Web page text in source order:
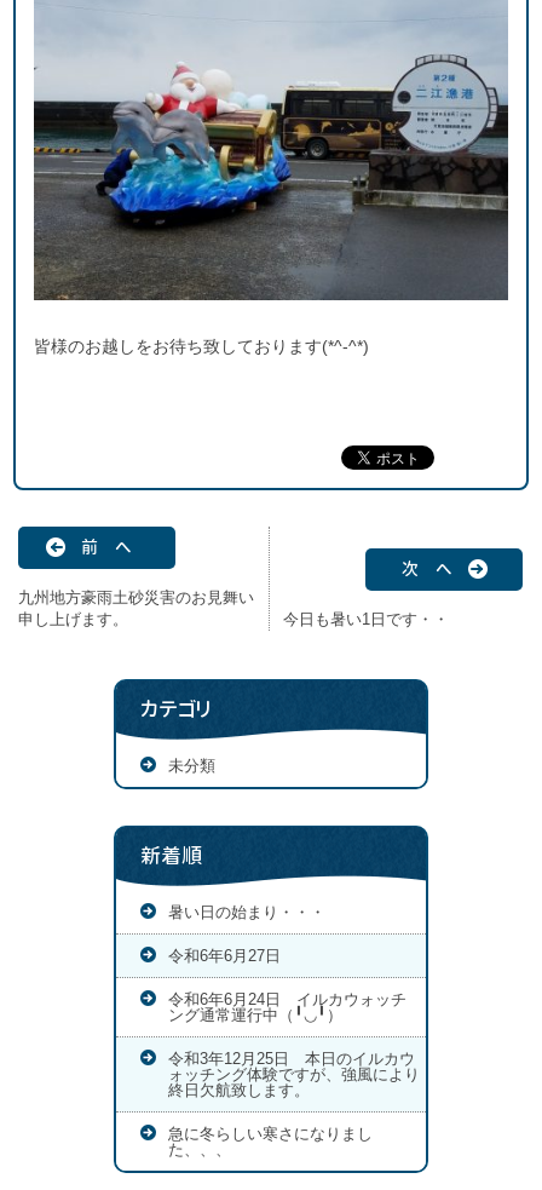
皆様のお越しをお待ち致しております(*^-^*)
前 へ
九州地方豪雨土砂災害のお見舞い
申し上げます。
次 へ
今日も暑い1日です・・
カテゴリ
未分類
新着順
暑い日の始まり・・・
令和6年6月27日
令和6年6月24日 イルカウォッチ
ング通常運行中（╹◡╹）
令和3年12月25日 本日のイルカウ
ォッチング体験ですが、強風により
終日欠航致します。
急に冬らしい寒さになりまし
た、、、